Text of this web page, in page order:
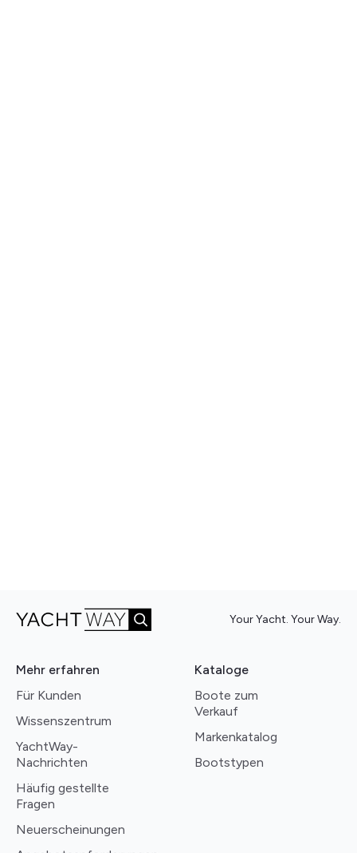
Your Yacht. Your Way.
Mehr erfahren
Für Kunden
Wissenszentrum
YachtWay-
Nachrichten
Häufig gestellte
Fragen
Neuerscheinungen
Kataloge
Boote zum
Verkauf
Markenkatalog
Bootstypen